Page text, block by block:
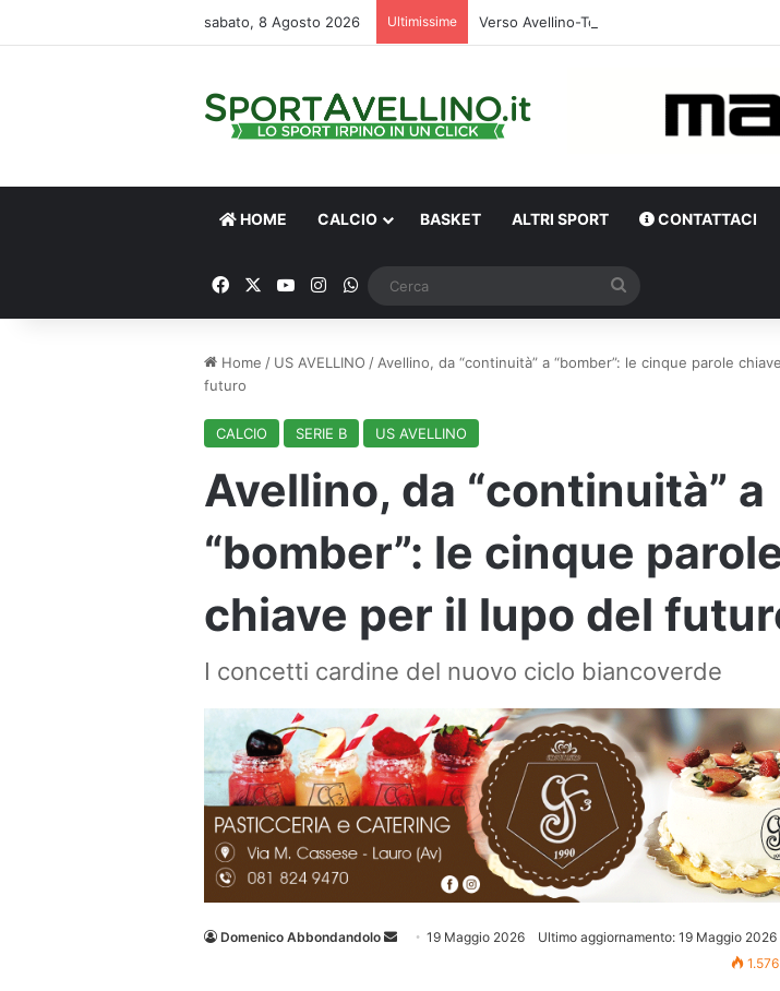
sabato, 8 Agosto 2026 Ultimissime Verso Avellino-Torino, il focus sulla
HOME CALCIO BASKET ALTRI SPORT CONTATTACI
FacebookYou TubeInstagram
WhatsApp
Home / US AVELLINO / Avellino, da “continuità” a “bomber”: le cinque parole
futuro
CALCIO SERIE B US AVELLINO
Avellino, da “continuità” a
“bomber”: le cinque
chiave per il lupo del
I concetti cardine del nuovo ciclo biancoverde
Domenico Abbondandolo
Invia 19 Maggio 2026
Ultimo aggiornamento: 19 Maggio 2026
1.576